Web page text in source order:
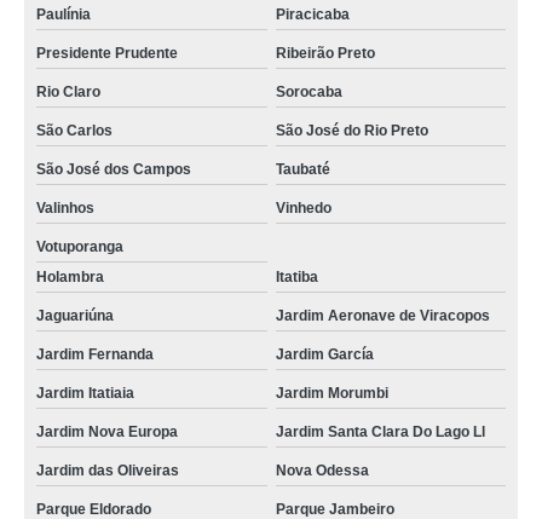
Paulínia Piracicaba
Presidente Prudente Ribeirão Preto
Rio Claro Sorocaba
São Carlos São José do Rio Preto
São José dos Campos Taubaté
Valinhos Vinhedo
Votuporanga
Holambra
Itatiba
Jaguariúna Jardim Aeronave de Viracopos
Jardim Fernanda Jardim García
Jardim Itatiaia Jardim Morumbi
Jardim Nova Europa Jardim Santa Clara Do Lago Ll
Jardim das Oliveiras Nova Odessa
Parque Eldorado Parque Jambeiro